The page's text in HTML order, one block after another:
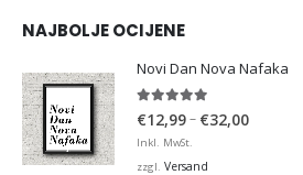
NAJBOLJE OCIJENE
Novi Dan Nova Nafaka
€12,99– €32,00
Inkl. MwSt.
zzgl. Versand